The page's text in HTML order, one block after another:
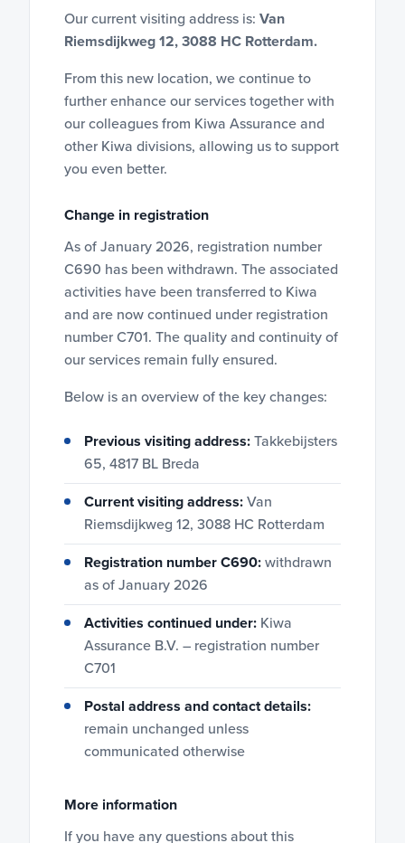
Our current visiting address is: Van
Riemsdijkweg 12, 3088 HC Rotterdam.
From this new location, we continue to
further enhance our services together with
our colleagues from Kiwa Assurance and
other Kiwa divisions, allowing us to support
you even better.
Change in registration
As of January 2026, registration number
C690 has been withdrawn. The associated
activities have been transferred to Kiwa
and are now continued under registration
number C701. The quality and continuity of
our services remain fully ensured.
Below is an overview of the key changes:
Previous visiting address: Takkebijsters
65, 4817 BL Breda
Current visiting address: Van
Riemsdijkweg 12, 3088 HC Rotterdam
Registration number C690: withdrawn
as of January 2026
Activities continued under: Kiwa
Assurance B.V. – registration number
C701
Postal address and contact details:
remain unchanged unless
communicated otherwise
More information
If you have any questions about this